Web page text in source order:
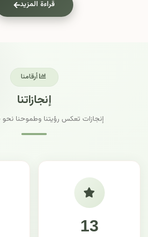
قراءة المزيد
أرقامنا
إنجازاتنا
إنجازات تعكس رؤيتنا وطموحنا نحو
13